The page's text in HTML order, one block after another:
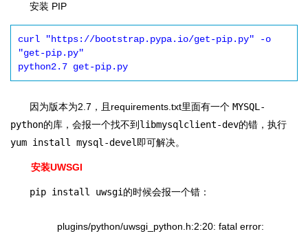
安装 PIP
curl "https://bootstrap.pypa.io/get-pip.py" -o
"get-pip.py"
因为版本为2.7，且requirements.txt里面有一个 MYSQL-
python的库，会报一个找不到 libmysqlclient-dev的错，执行
yum install mysql-devel 即可解决。
安装UWSGI
pip install uwsgi 的时候会报一个错：
plugins/python/uwsgi_python.h:2:20: fatal error: